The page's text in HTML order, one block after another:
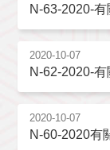
N-63-2020-
2020-10-07
N-62-2020-
2020-10-07
N-60-2020有